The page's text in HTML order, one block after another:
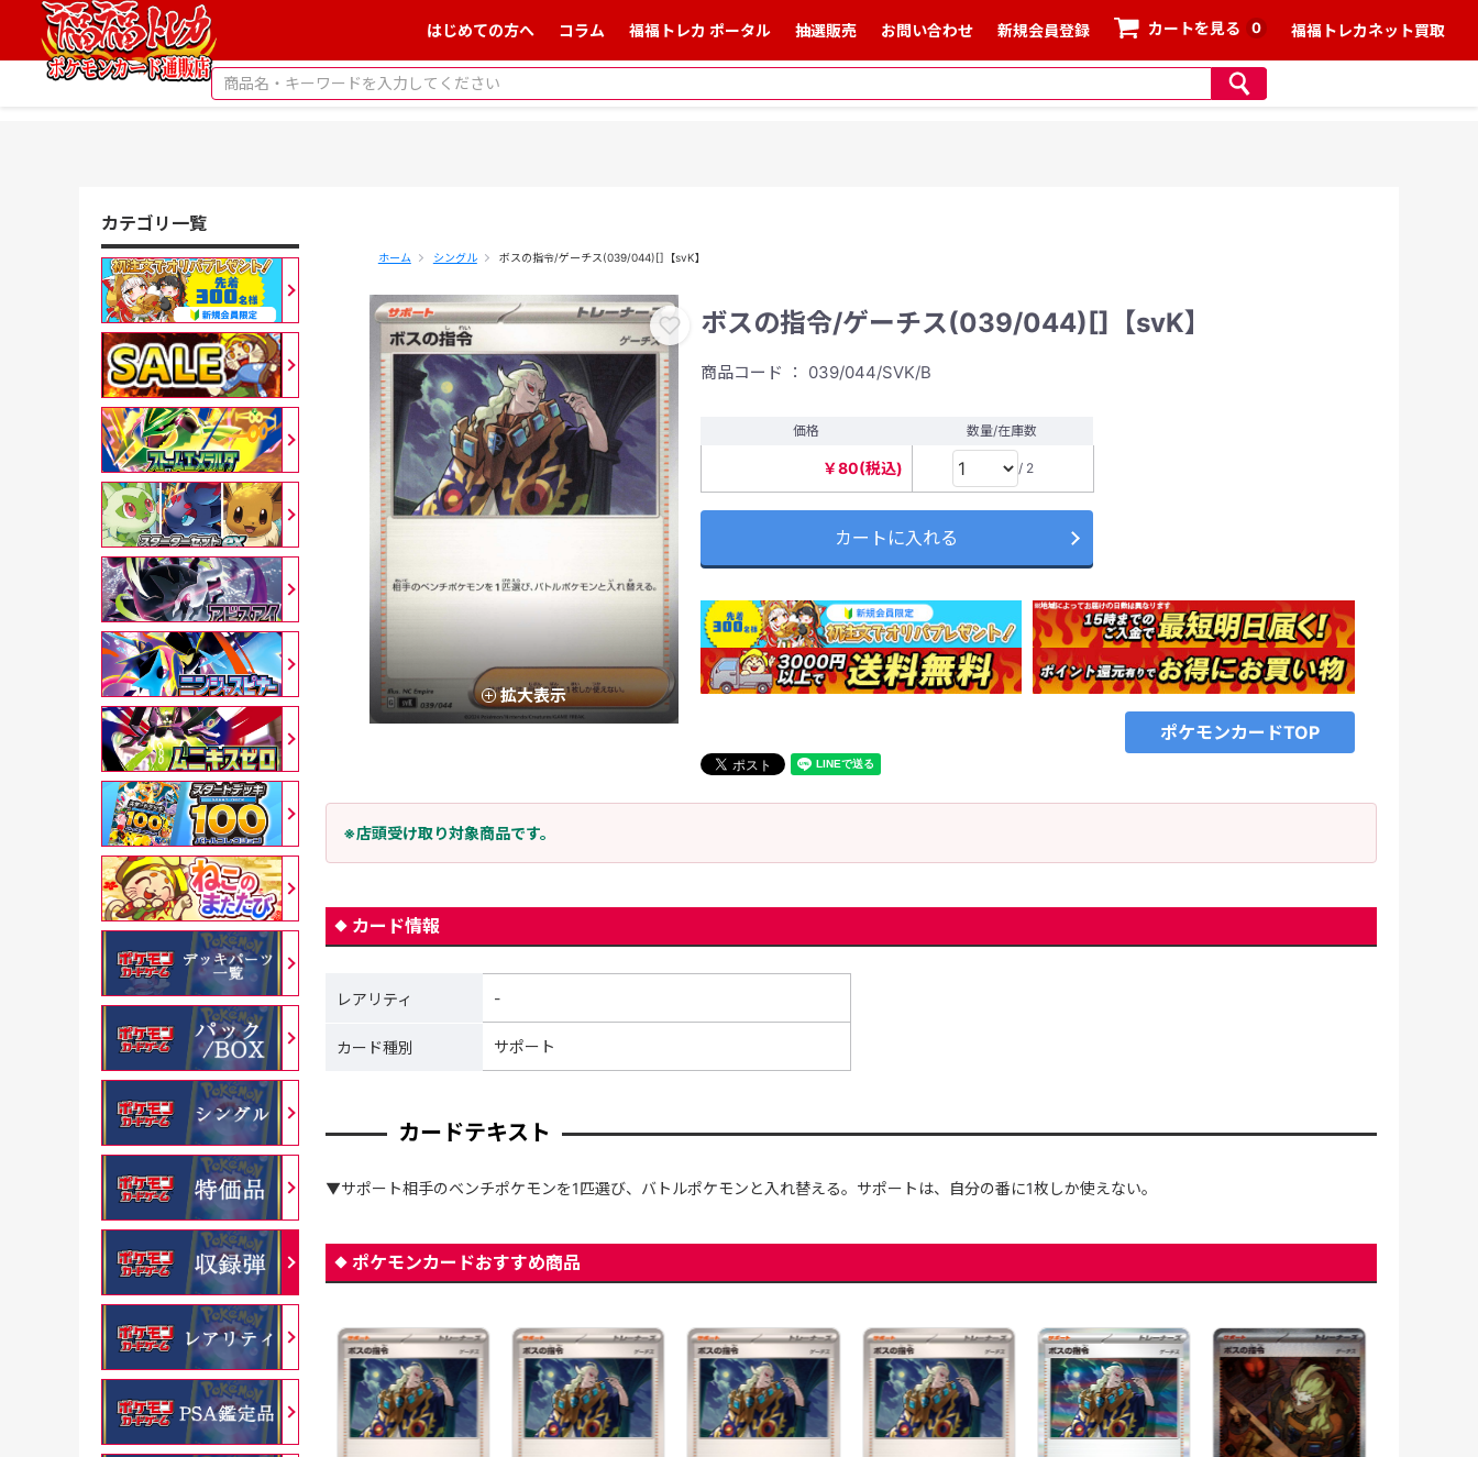
はじめての方へ コラム 福福トレカ ポータル 抽選販売 お問い合わせ 新規会員登録 カートを見る 0 福福トレカネット買取
ホーム シングル ボスの指令/ゲーチス(039/044)[]【svK】
拡大表示
ボスの指令/ゲーチス(039/044)[]【svK】
商品コード ： 039/044/SVK/B
価格 数量/在庫数
￥80(税込) / 2
カートに入れる
ポケモンカードTOP
※店頭受け取り対象商品です。
カード情報
レアリティ -
カード種別 サポート
カードテキスト
▼サポート相手のベンチポケモンを1匹選び、バトルポケモンと入れ替える。サポートは、自分の番に1枚しか使えない。
ポケモンカードおすすめ商品
カテゴリ一覧